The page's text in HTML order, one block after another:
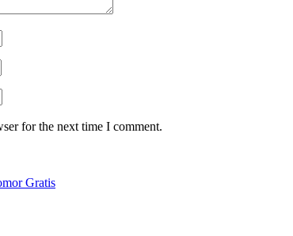
for the next time I comment.
Gratis